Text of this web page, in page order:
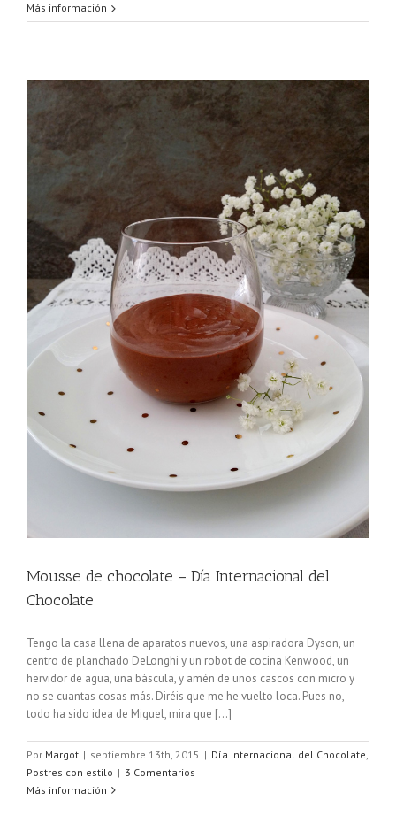
Más información
Mousse de chocolate – Día Internacional del
Chocolate
Tengo la casa llena de aparatos nuevos, una aspiradora Dyson, un
centro de planchado DeLonghi y un robot de cocina Kenwood, un
hervidor de agua, una báscula, y amén de unos cascos con micro y
no se cuantas cosas más. Diréis que me he vuelto loca. Pues no,
todo ha sido idea de Miguel, mira que [...]
Por Margot | septiembre 13th, 2015 | Día Internacional del Chocolate
Postres con estilo | 3 Comentarios
Más información